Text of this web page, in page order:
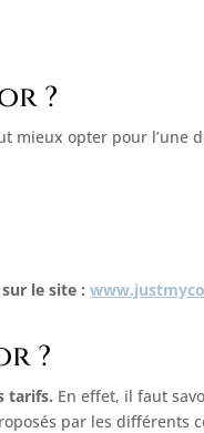
?
mieux opter pour l’une
le site :
?
tarifs. En effet, il faut
par les différents